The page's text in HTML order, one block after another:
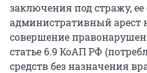
заключения под стражу,
административный арест
совершение
статье 6.9 КоАП РФ
средств без назначения